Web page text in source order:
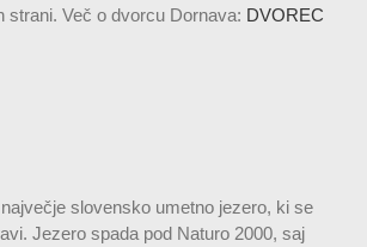
strani. Več o dvorcu Dornava: DVOREC
slovensko umetno jezero, ki se
Jezero spada pod Naturo 2000, saj